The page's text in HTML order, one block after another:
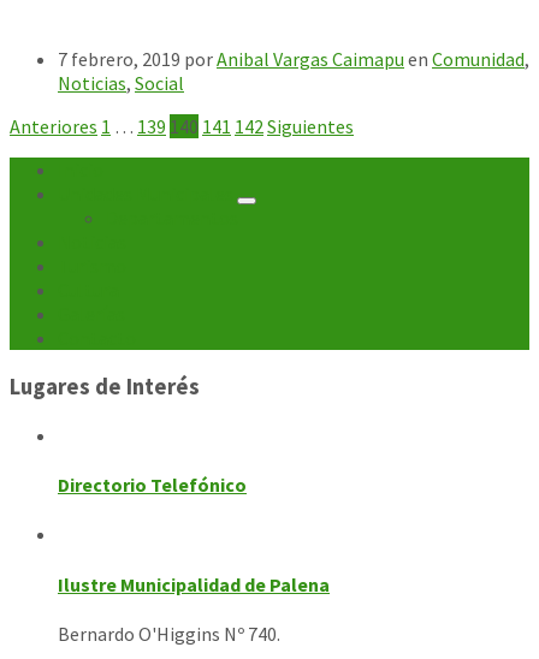
7 febrero, 2019 porAnibal Vargas Caimapu en Comunidad,
Noticias, Social
Paginación
de
entradas
Anteriores 1 … 139 140 141 142Siguientes
Lugares de Interés
Directorio Telefónico
Ilustre Municipalidad de Palena
Bernardo O'Higgins Nº 740.